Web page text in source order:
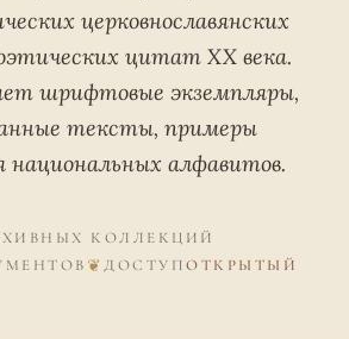
церковнославянских
цитат XX века.
шрифтовые экземпляры,
тексты, примеры
национальных алфавитов.
КОЛЛЕКЦИЙ
ДОСТУПОТКРЫТЫЙ